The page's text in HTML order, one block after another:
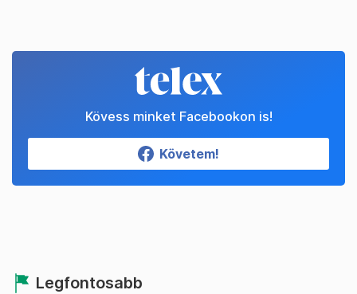
Kövess minket Facebookon is!
Követem!
Legfontosabb